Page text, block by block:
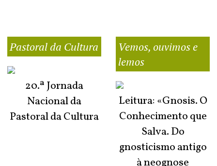
Pastoral da Cultura
20.ª Jornada
Nacional da
Pastoral da Cultura
Vemos, ouvimos e
lemos
Leitura: «Gnosis. O
Conhecimento que
Salva. Do
gnosticismo antigo
à neognose